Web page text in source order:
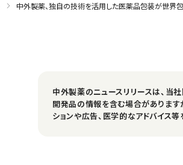
中外製薬、独自の技術を活用した医薬品包装が世界
中外製薬のニュースリリースは、当
開発品の情報を含む場合があります
ションや広告、医学的なアドバイス